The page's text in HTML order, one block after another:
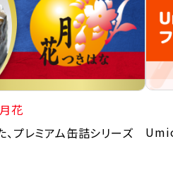
月花
プレミアム缶詰シリーズ